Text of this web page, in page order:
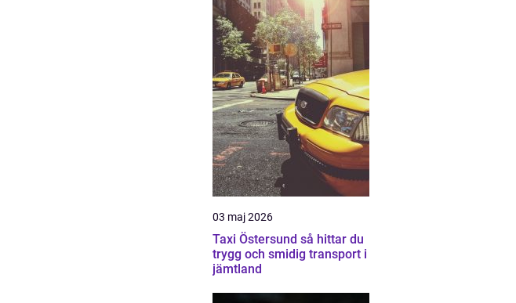
03 maj 2026
Taxi Östersund så hittar du
trygg och smidig transport i
jämtland